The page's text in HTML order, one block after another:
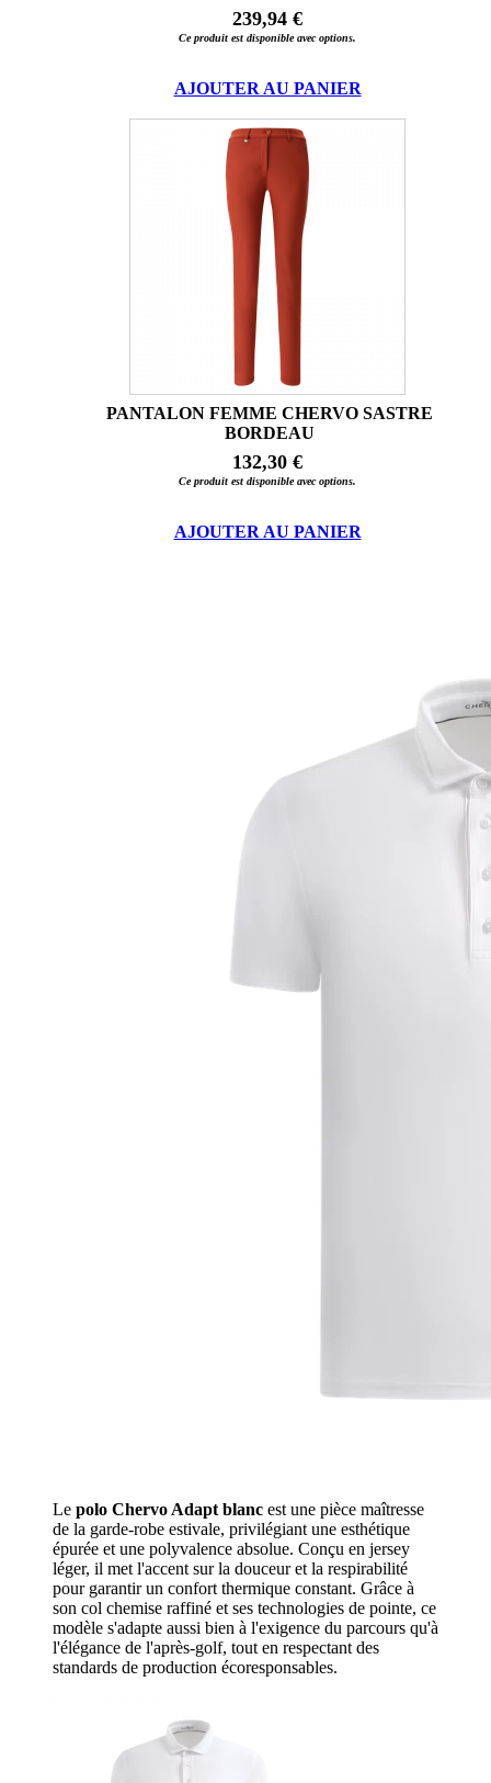
239,94 €
Ce produit est disponible avec options.
AJOUTER AU PANIER
PANTALON FEMME CHERVO SASTRE
BORDEAU
132,30 €
Ce produit est disponible avec options.
AJOUTER AU PANIER
Le polo Chervo Adapt blanc est une pièce maîtresse
de la garde-robe estivale, privilégiant une esthétique
épurée et une polyvalence absolue. Conçu en jersey
léger, il met l'accent sur la douceur et la respirabilité
pour garantir un confort thermique constant. Grâce à
son col chemise raffiné et ses technologies de pointe, ce
modèle s'adapte aussi bien à l'exigence du parcours qu'à
l'élégance de l'après-golf, tout en respectant des
standards de production écoresponsables.